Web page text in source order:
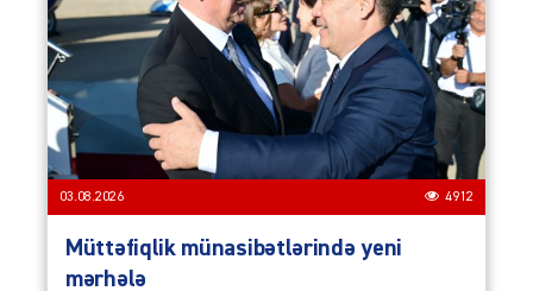
03.08.2026 4912
Müttəfiqlik münasibətlərində yeni
mərhələ